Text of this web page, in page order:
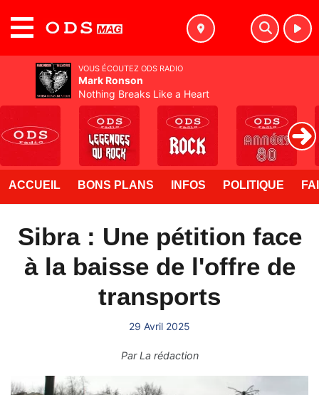
ACCUEIL BONS PLANS INFOS POLITIQUE
Sibra : Une pétition face
à la baisse de l'offre de
transports
29 Avril 2025
ParLa rédaction
VOUS ÉCOUTEZ ODS RADIO
Mark Ronson
Nothing Breaks Like a Heart